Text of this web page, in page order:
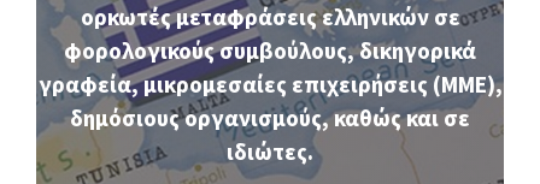
ορκωτές μεταφράσεις ελληνικών σε
φορολογικούς συμβούλους, δικηγορικά
γραφεία, μικρομεσαίες επιχειρήσεις (ΜΜΕ),
δημόσιους οργανισμούς, καθώς και σε
ιδιώτες.